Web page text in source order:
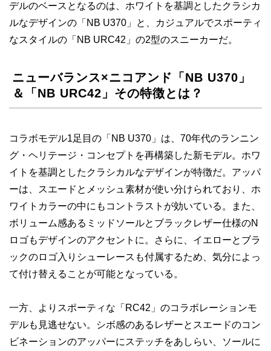
デルのベースとなるのは、ホワイトを基調としたクラシカ
ルなデザインの「NB U370」と、カジュアルでスポーティ
なスタイルの「NB URC42」の2型のスニーカーだ。
ニューバランス×ニコアンド「NB U370」
＆「NB URC42」その特徴とは？
コラボモデル1足目の「NB U370」は、70年代のランニン
グ・ヘリテージ・コンセプトを再構築した新モデル。ホワ
イトを基調としたクラシカルなデザインが特徴だ。アッパ
ーは、スエードとメッシュ素材が使い分けられており、ホ
ワイトカラーの中にもコントラストが効いている。また、
ボリューム感あるミッドソールとブラックレザー仕様のN
ロゴもデザインのアクセントに。さらに、イエローとブラ
ックのロゴ入りシューレースも付属するため、気分によっ
て付け替えることが可能となっている。
一方、よりスポーティな「RC42」のコラボレーションモ
デルも見逃せない。シボ感のあるレザーとスエードのコン
ビネーションのアッパーにステッチをあしらい、ソールに